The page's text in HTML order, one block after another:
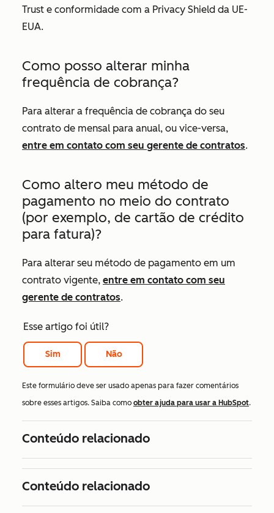
Trust e conformidade com a Privacy Shield da UE-
EUA.
Como posso alterar minha
frequência de cobrança?
Para alterar a frequência de cobrança do seu
contrato de mensal para anual, ou vice-versa,
entre em contato com seu gerente de contratos.
Como altero meu método de
pagamento no meio do contrato
(por exemplo, de cartão de crédito
para fatura)?
Para alterar seu método de pagamento em um
contrato vigente, entre em contato com seu
gerente de contratos.
Esse artigo foi útil?
Sim Não
Este formulário deve ser usado apenas para fazer comentários
sobre esses artigos. Saiba como obter ajuda para usar a HubSpot.
Conteúdo relacionado
Conteúdo relacionado